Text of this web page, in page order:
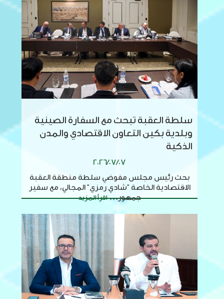
سلطة العقبة تبحث مع السفارة الصينية
وبلدية بكين التعاون الاقتصادي والمدن
الذكية
2026/07/07
بحث رئيس مجلس مفوضي سلطة منطقة العقبة
الاقتصادية الخاصة "شادي رمزي" المجالي، مع سفير
جمهور... اقرأ المزيد